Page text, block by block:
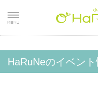
HaRuNeのイベント